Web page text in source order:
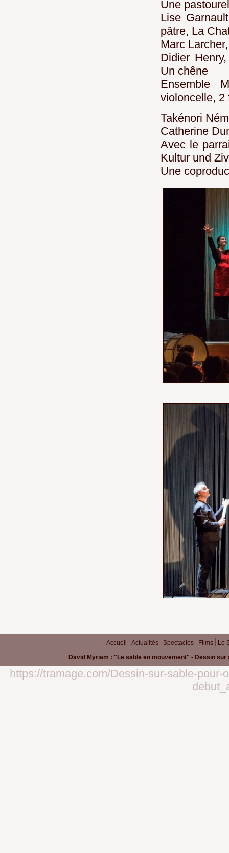
Une
Lise
pâtre, La
Marc
Didier
Un chêne
Ensemble
violoncelle, 2
Takénori
Catherine
Avec le
Kultur und
Une
Accueil Actualités Spectacles Films
Le
David Myriam : "Le sable en mouvement" - Dessin sur
https://tramage.com/Dessin-sur-sable-